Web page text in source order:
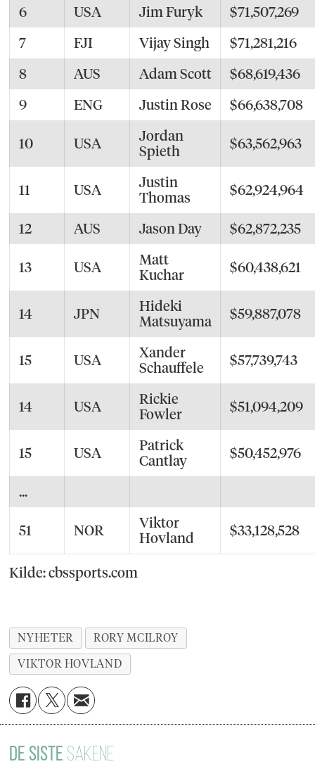
6 USA Jim Furyk
$71,507,269
7
FJI Vijay Singh
$71,281,216
8
AUS Adam Scott
$68,619,436
9
ENG Justin Rose $66,638,708
10 USA
Jordan
Spieth
$63,562,963
11 USA
Justin
Thomas
$62,924,964
12 AUS Jason Day $62,872,235
13 USA
Matt
Kuchar
$60,438,621
14 JPN
Hideki
Matsuyama
$59,887,078
15 USA
Xander
Schauffele
$57,739,743
14 USA
Rickie
Fowler
$51,094,209
15 USA
Patrick
Cantlay
$50,452,976
...
51 NOR
Viktor
Hovland
$33,128,528
Kilde: cbssports.com
NYHETER
RORY MCILROY
VIKTOR HOVLAND
DE SISTE SAKENE